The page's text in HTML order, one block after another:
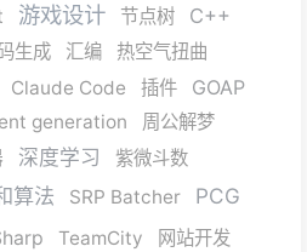
游戏设计 节点树 C++
生成 汇编 热空气扭曲
Claude Code 插件 GOAP
generation
周公解梦
深度学习 紫微斗数
算法 SRP Batcher PCG
TeamCity
网站开发